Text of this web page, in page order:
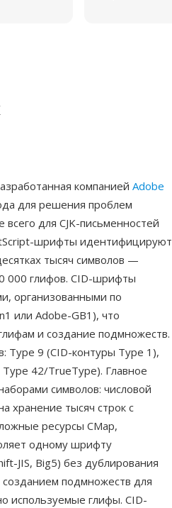
компанией Adobe
для решения проблем
для CJK-письменностей
шрифты идентифицируют
тысяч символов —
000 глифов. CID-шрифты
организованными по
или Adobe-GB1), что
и создание подмножеств.
Type 9 (CID-контуры Type 1),
42/TrueType). Главное
символов: числовой
хранение тысяч строк с
ресурсы CMap,
одному шрифту
JIS, Big5) без дублирования
подмножеств для
используемые глифы. CID-